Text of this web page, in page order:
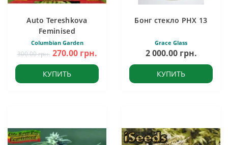
Auto Tereshkova
Feminised
Columbian Garden
300.00 грн. 270.00 грн.
КУПИТЬ
Бонг стекло PHX 13
Grace Glass
2 000.00 грн.
КУПИТЬ